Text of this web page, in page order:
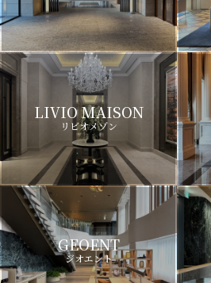
LIVIO MAISON
リビオメゾン
GEOENT
ジオエント